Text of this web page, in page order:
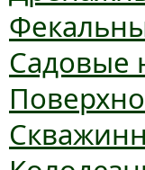
Садовые